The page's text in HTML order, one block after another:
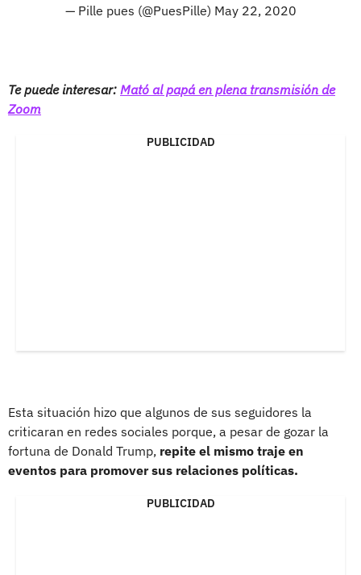
— Pille pues (@PuesPille) May 22, 2020
Te puede interesar: Mató al papá en plena transmisión de
Zoom
PUBLICIDAD
Esta situación hizo que algunos de sus seguidores la
criticaran en redes sociales porque, a pesar de gozar la
fortuna de Donald Trump, repite el mismo traje en
eventos para promover sus relaciones políticas.
PUBLICIDAD